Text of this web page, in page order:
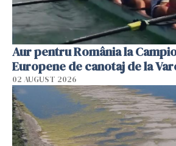
Aur pentru România la
Europene de canotaj de la
02 AUGUST 2026